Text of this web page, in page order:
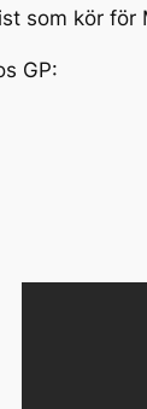
som kör för
GP: